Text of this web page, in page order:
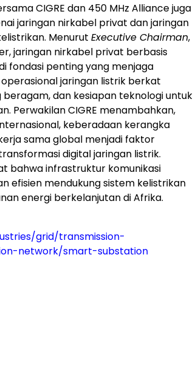
CIGRE dan 450 MHz Alliance juga
jaringan nirkabel privat dan jaringan
Menurut Executive Chairman,
jaringan nirkabel privat berbasis
fondasi penting yang menjaga
jaringan listrik berkat
dan kesiapan teknologi untuk
Perwakilan CIGRE menambahkan,
keberadaan kerangka
sama global menjadi faktor
digital jaringan listrik.
bahwa infrastruktur komunikasi
efisien mendukung sistem kelistrikan
energi berkelanjutan di Afrika.
grid/transmission-
network/smart-substation